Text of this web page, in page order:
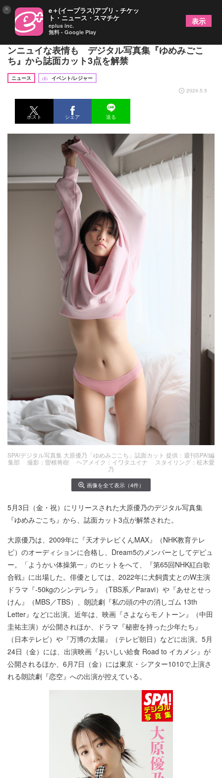
大原優乃がピンクのロングTシャツを脱ぎ捨て、ア
ンニュイな表情も デジタル写真集『ゆめみごこ
ち』から誌面カット3点を解禁
ニュース
イベント/レジャー
2024.5.5
ポスト シェア 送る
SPA!デジタル写真集 大原優乃「ゆめみごこち」誌面カット 提供：週刊SPA!編
集部 撮影：曽根将樹 ヘアメイク：イワタユイナ スタイリング：柾木愛
乃
画像を全て表示（4件）
5月3日（金・祝）にリリースされた大原優乃のデジタル写真集
『ゆめみごこち』から、誌面カット3点が解禁された。
大原優乃は、2009年に『天才テレビくんMAX』（NHK教育テレ
ビ）のオーディションに合格し、Dream5のメンバーとしてデビュ
ー。「ようかい体操第一」のヒットをへて、『第65回NHK紅白歌
合戦』に出場した。俳優としては、2022年に犬飼貴丈とのW主演
ドラマ『-50kgのシンデレラ』（TBS系／Paravi）や『あせとせっ
けん』（MBS／TBS）、朗読劇『私の頭の中の消しゴム 13th
Letter』などに出演。近年は、映画『さよならモノトーン』（中田
圭祐主演）が公開されほか、ドラマ『秘密を持った少年たち』
（日本テレビ）や『万博の太陽』（テレビ朝日）などに出演。5月
24日（金）には、出演映画『おいしい給食 Road to イカメシ』が
公開されるほか、6月7日（金）には東京・シアター1010で上演さ
れる朗読劇『恋空』への出演が控えている。
× e＋(イープラス)アプリ - チケッ
ト・ニュース・スマチケ
eplus inc.
無料 - Google Play
表示